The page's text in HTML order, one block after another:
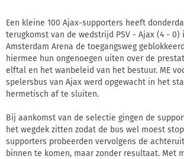
Een kleine 100 Ajax-supporters heeft
terugkomst van de wedstrijd PSV - Ajax (4 - 0)
Amsterdam Arena de toegangsweg
hiermee hun ongenoegen uiten over de
elftal en het wanbeleid van het bestuur. ME
spelersbus van Ajax werd opgewacht in het
hermetisch af te sluiten.
Bij aankomst van de selectie gingen de
het wegdek zitten zodat de bus wel moest
supporters probeerden vervolgens de
binnen te komen, maar zonder resultaat. Met